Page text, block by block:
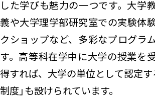
した学びも魅力の一つです。大学
義や大学理学部研究室での実験体
クショップなど、多彩なプログラ
す。高等科在学中に大学の授業を
得すれば、大学の単位として認定す
制度」も設けられています。